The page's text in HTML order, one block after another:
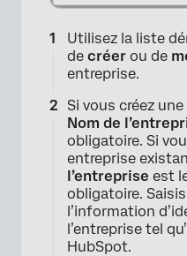
Utilisez la liste
de créer ou de
entreprise.
Si vous créez
Nom de
obligatoire. Si
entreprise
l’entreprise est
obligatoire.
l’information
l’entreprise tel
HubSpot.